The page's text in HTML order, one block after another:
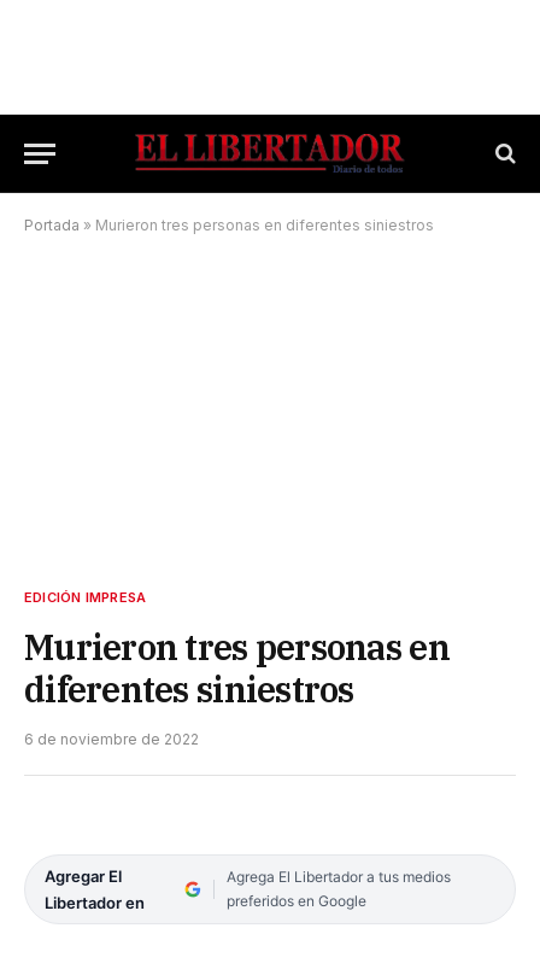
Portada » Murieron tres personas en diferentes siniestros
EDICIÓN IMPRESA
Murieron tres personas en
diferentes siniestros
6 de noviembre de 2022
Agregar El
Libertador en
Agrega El Libertador a tus medios
preferidos en Google